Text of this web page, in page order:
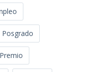
Posgrado
Premio